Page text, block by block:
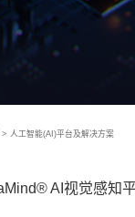
> 人工智能(AI)平台及解决方案
AI视觉感知